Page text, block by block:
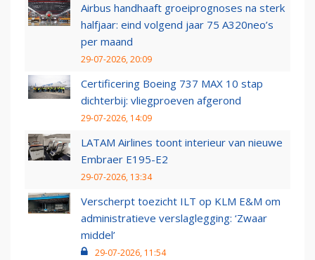
Airbus handhaaft groeiprognoses na sterk
halfjaar: eind volgend jaar 75 A320neo’s
per maand
29-07-2026, 20:09
Certificering Boeing 737 MAX 10 stap
dichterbij: vliegproeven afgerond
29-07-2026, 14:09
LATAM Airlines toont interieur van nieuwe
Embraer E195-E2
29-07-2026, 13:34
Verscherpt toezicht ILT op KLM E&M om
administratieve verslaglegging: ‘Zwaar
middel’
29-07-2026, 11:54